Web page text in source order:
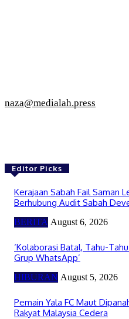
naza@medialah.press
Editor Picks
Kerajaan Sabah Fail Saman
Berhubung Audit Sabah
BERITA August 6, 2026
‘Kolaborasi Batal, Tahu-
Grup WhatsApp’
HIBURAN August 5, 2026
Pemain Yala FC Maut
Rakyat Malaysia Cedera